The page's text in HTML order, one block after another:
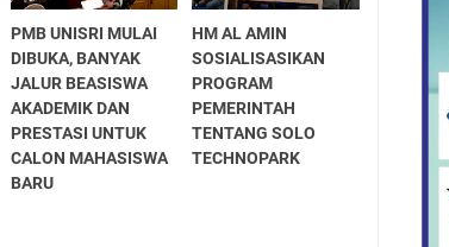
PMB UNISRI MULAI
DIBUKA, BANYAK
JALUR BEASISWA
AKADEMIK DAN
PRESTASI UNTUK
CALON MAHASISWA
BARU
HM AL AMIN
SOSIALISASIKAN
PROGRAM
PEMERINTAH
TENTANG SOLO
TECHNOPARK